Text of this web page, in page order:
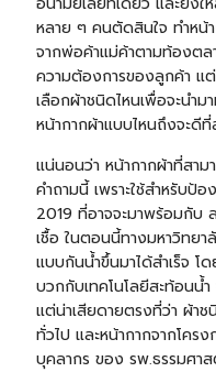
หลาย ๆ คนตัดสินใจ ทำหน้า
จากพ่อค้าแม่ค้าตามท้องตล
ความต้องการของลูกค้า แ
เลือกผ้าชนิดไหนเพื่อจะนำม
หน้ากากผ้าแบบไหนถึงจะดี
แน่นอนว่า หน้ากากผ้าที่สา
คำถามนี้ เพราะใช้สำหรับป้
2019 ที่อาจจะมาพร้อมกับ
เชื้อ ในตอนนี้ทางมหาวิทยา
แบบกันน้ำขึ้นมาได้สำเร็จ โ
บวกกับเทคโนโลยีสะท้อนน้
แต่น่าเสียดายตรงที่ว่า ผ้า
ทั่วไป และหน้ากากจากโค
บุคลากร ของ รพ.ธรรมศาส